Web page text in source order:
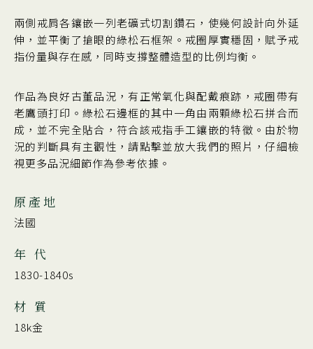
兩側戒肩各鑲嵌一列老礦式切割鑽石，使幾何設計向外延
伸，並平衡了搶眼的綠松石框架。戒圈厚實穩固，賦予戒
指份量與存在感，同時支撐整體造型的比例均衡。
作品為良好古董品況，有正常氧化與配戴痕跡，戒圈帶有
老鷹頭打印。綠松石邊框的其中一角由兩顆綠松石拼合而
成，並不完全貼合，符合該戒指手工鑲嵌的特徵。由於物
況的判斷具有主觀性，請點擊並放大我們的照片，仔細檢
視更多品況細節作為參考依據。
原產地
法國
年 代
1830-1840s
材 質
18k金